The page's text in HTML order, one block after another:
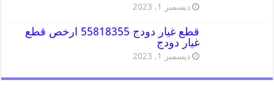
ديسمبر 1, 2023
قطع غيار دودج 55818355 ارخص قطع
غيار دودج
ديسمبر 1, 2023